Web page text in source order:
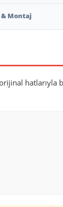
& Montaj
hatlarıyla